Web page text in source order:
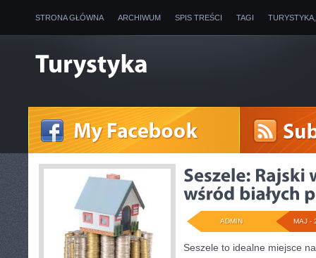
STRONA GŁÓWNA ARCHIWUM SPIS TREŚCI TAGI
MAJ -
ADMIN
Seszele to idealne miejsce